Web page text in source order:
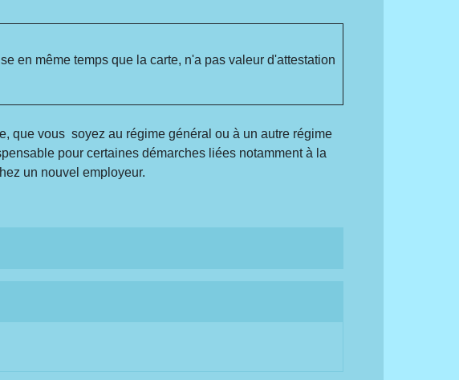
en même temps que la carte, n'a pas valeur d'attestation
que vous soyez au régime général ou à un autre régime
pour certaines démarches liées notamment à la
un nouvel employeur.